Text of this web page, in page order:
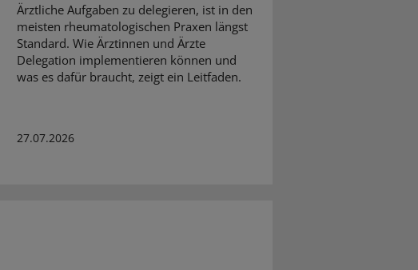
Ärztliche Aufgaben zu delegieren, ist in den
meisten rheumatologischen Praxen längst
Standard. Wie Ärztinnen und Ärzte
Delegation implementieren können und
was es dafür braucht, zeigt ein Leitfaden.
27.07.2026